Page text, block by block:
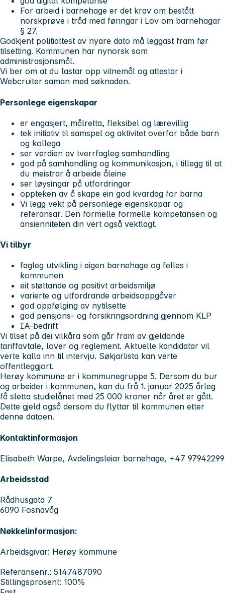
For arbeid i barnehage er det krav om bestått
norskprøve i tråd med føringar i Lov om barnehagar
§ 27.
Godkjent politiattest av nyare dato må leggast fram før
tilsetting. Kommunen har nynorsk som
administrasjonsmål.
Vi ber om at du lastar opp vitnemål og attestar i
Webcruiter saman med søknaden.
Personlege eigenskapar
er engasjert, målretta, fleksibel og lærevillig
tek initiativ til samspel og aktivitet overfor både barn
og kollega
ser verdien av tverrfagleg samhandling
god på samhandling og kommunikasjon, i tillegg til at
du meistrar å arbeide åleine
ser løysingar på utfordringar
oppteken av å skape ein god kvardag for barna
Vi legg vekt på personlege eigenskapar og
referansar. Den formelle formelle kompetansen og
ansienniteten din vert også vektlagt.
Vi tilbyr
fagleg utvikling i eigen barnehage og felles i
kommunen
eit støttande og positivt arbeidsmiljø
varierte og utfordrande arbeidsoppgåver
god oppfølging av nytilsette
god pensjons- og forsikringsordning gjennom KLP
IA-bedrift
Vi tilset på dei vilkåra som går fram av gjeldande
tariffavtale, lover og reglement. Aktuelle kandidatar vil
verte kalla inn til intervju. Søkjarlista kan verte
offentleggjort.
Herøy kommune er i kommunegruppe 5. Dersom du bur
og arbeider i kommunen, kan du frå 1. januar 2025 årleg
få sletta studielånet med 25 000 kroner når året er gått.
Dette gjeld også dersom du flyttar til kommunen etter
denne datoen.
Kontaktinformasjon
Elisabeth Warpe, Avdelingsleiar barnehage, +47 97942299
Arbeidsstad
Rådhusgata 7
6090 Fosnavåg
Nøkkelinformasjon:
Arbeidsgivar: Herøy kommune
Referansenr.: 5147487090
Stillingsprosent: 100%